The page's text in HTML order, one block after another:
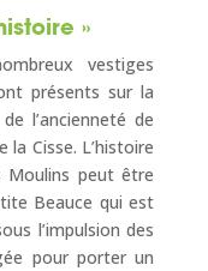
»
vestiges
présents sur la
l’ancienneté de
la Cisse. L’histoire
peut être
Beauce qui est
l’impulsion des
pour porter un